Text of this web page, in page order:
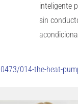
inteligente
sin
014-the-heat-